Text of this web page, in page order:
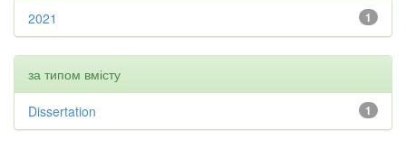
1
2021
за типом вмісту
1
Dissertation